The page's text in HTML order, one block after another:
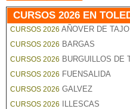
CURSOS 2026 EN
CURSOS 2026 AÑOVER DE TAJO
CURSOS 2026 BARGAS
CURSOS 2026 BURGUILLOS DE
CURSOS 2026 FUENSALIDA
CURSOS 2026 GALVEZ
CURSOS 2026 ILLESCAS